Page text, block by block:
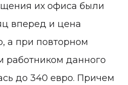
их офиса были
вперед и цена
а при повторном
работником данного
до 340 евро. Причем